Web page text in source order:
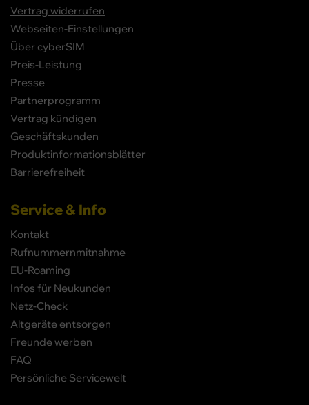
Vertrag widerrufen
Webseiten-Einstellungen
Über cyberSIM
Preis-Leistung
Presse
Partnerprogramm
Vertrag kündigen
Geschäftskunden
Produktinformationsblätter
Barrierefreiheit
Service & Info
Kontakt
Rufnummernmitnahme
EU-Roaming
Infos für Neukunden
Netz-Check
Altgeräte entsorgen
Freunde werben
FAQ
Persönliche Servicewelt